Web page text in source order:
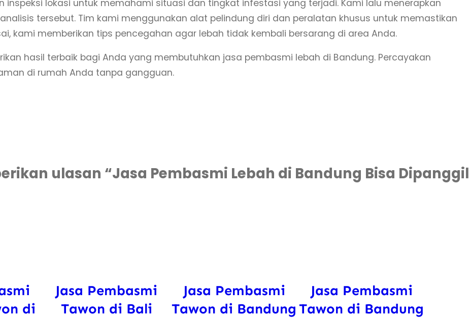
inspeksi lokasi untuk memahami situasi dan tingkat infestasi yang terjadi. Kami lalu menerapkan
tersebut. Tim kami menggunakan alat pelindung diri dan peralatan khusus untuk memastikan
kami memberikan tips pencegahan agar lebah tidak kembali bersarang di area Anda.
hasil terbaik bagi Anda yang membutuhkan jasa pembasmi lebah di Bandung. Percayakan
di rumah Anda tanpa gangguan.
ulasan “Jasa Pembasmi Lebah di Bandung Bisa Dipanggil
di
Jasa Pembasmi
Tawon di Bali
Jasa Pembasmi
Tawon di Bandung
Jasa Pembasmi
Tawon di Bandung